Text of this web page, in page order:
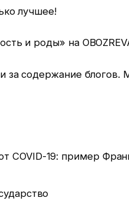
лучшее!
и роды» на
за содержание
COVID-19: пример